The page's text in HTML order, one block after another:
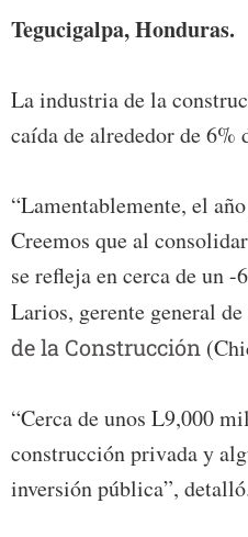
Tegucigalpa, Honduras.
La industria de la
caída de alrededor de 6%
“Lamentablemente, el
Creemos que al
se refleja en cerca de un
Larios, gerente general
de la Construcción
“Cerca de unos L9,000
construcción privada y
inversión pública”,